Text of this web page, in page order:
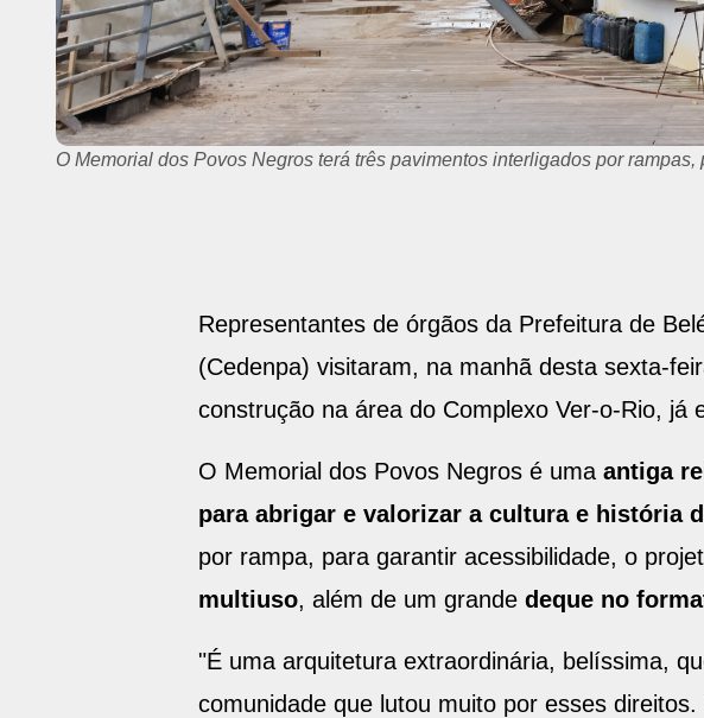
O Memorial dos Povos Negros terá três pavimentos interligados por
Representantes de órgãos da Prefeitura de
(Cedenpa) visitaram, na manhã desta sexta-
construção na área do Complexo Ver-o-Rio, já
O Memorial dos Povos Negros é uma antiga
para abrigar e valorizar a cultura e história
por rampa, para garantir acessibilidade, o
multiuso, além de um grande deque no
"É uma arquitetura extraordinária, belíssima,
comunidade que lutou muito por esses